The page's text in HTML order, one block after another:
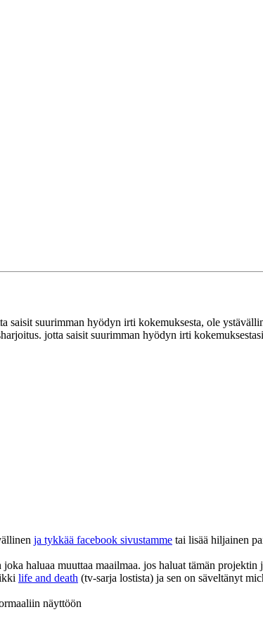
saisit suurimman hyödyn irti kokemuksesta, ole
jotta saisit suurimman hyödyn irti
ja tykkää facebook sivustamme tai lisää hiljainen
haluaa muuttaa maailmaa. jos haluat tämän projektin
life and death (tv-sarja lostista) ja sen on säveltänyt
näyttöön